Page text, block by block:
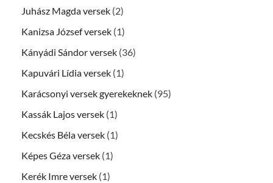
Juhász Magda versek (2)
Kanizsa József versek (1)
Kányádi Sándor versek (36)
Kapuvári Lídia versek (1)
Karácsonyi versek gyerekeknek (95)
Kassák Lajos versek (1)
Kecskés Béla versek (1)
Képes Géza versek (1)
Kerék Imre versek (1)